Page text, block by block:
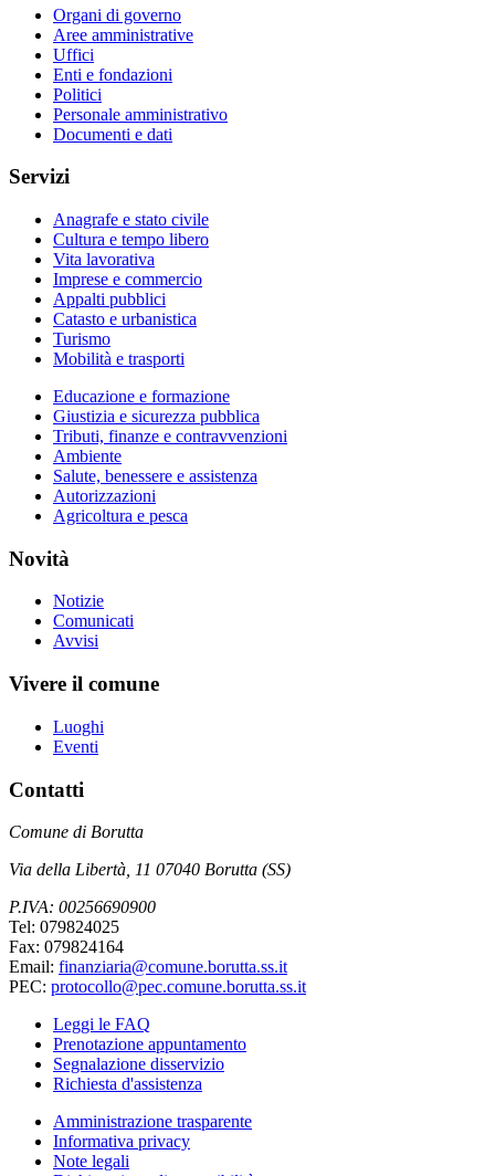
Organi di governo
Aree amministrative
Uffici
Enti e fondazioni
Politici
Personale amministrativo
Documenti e dati
Servizi
Anagrafe e stato civile
Cultura e tempo libero
Vita lavorativa
Imprese e commercio
Appalti pubblici
Catasto e urbanistica
Turismo
Mobilità e trasporti
Educazione e formazione
Giustizia e sicurezza pubblica
Tributi, finanze e contravvenzioni
Ambiente
Salute, benessere e assistenza
Autorizzazioni
Agricoltura e pesca
Novità
Notizie
Comunicati
Avvisi
Vivere il comune
Luoghi
Eventi
Contatti
Comune di Borutta
Via della Libertà, 11 07040 Borutta (SS)
P.IVA: 00256690900
Tel: 079824025
Fax: 079824164
Email: finanziaria@comune.borutta.ss.it
PEC: protocollo@pec.comune.borutta.ss.it
Leggi le FAQ
Prenotazione appuntamento
Segnalazione disservizio
Richiesta d'assistenza
Amministrazione trasparente
Informativa privacy
Note legali